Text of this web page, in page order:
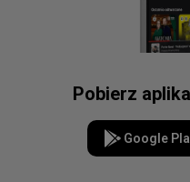
Pobierz
Google